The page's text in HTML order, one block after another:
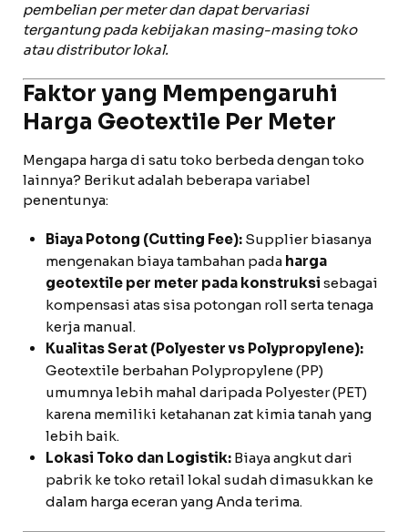
pembelian per meter dan dapat bervariasi
tergantung pada kebijakan masing-masing toko
atau distributor lokal.
Faktor yang Mempengaruhi
Harga Geotextile Per Meter
Mengapa harga di satu toko berbeda dengan toko
lainnya? Berikut adalah beberapa variabel
penentunya:
Biaya Potong (Cutting Fee): Supplier biasanya
mengenakan biaya tambahan pada harga
geotextile per meter pada konstruksi sebagai
kompensasi atas sisa potongan roll serta tenaga
kerja manual.
Kualitas Serat (Polyester vs Polypropylene):
Geotextile berbahan Polypropylene (PP)
umumnya lebih mahal daripada Polyester (PET)
karena memiliki ketahanan zat kimia tanah yang
lebih baik.
Lokasi Toko dan Logistik: Biaya angkut dari
pabrik ke toko retail lokal sudah dimasukkan ke
dalam harga eceran yang Anda terima.